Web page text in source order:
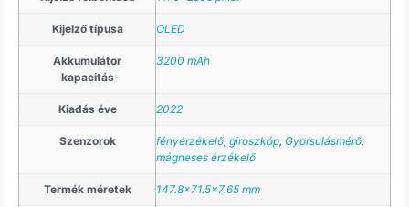
Kijelző típusa OLED
Akkumulátor
kapacitás
3200 mAh
Kiadás éve 2022
Szenzorok fényérzékelő, giroszkóp, Gyorsulásmérő,
mágneses érzékelő
Termék méretek 147.8×71.5×7.65 mm